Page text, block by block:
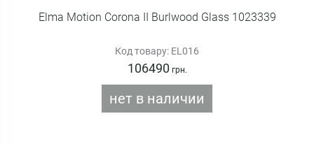
Elma Motion Corona II Burlwood Glass 1023339
Код товару: EL016
106490 грн.
нет в наличии